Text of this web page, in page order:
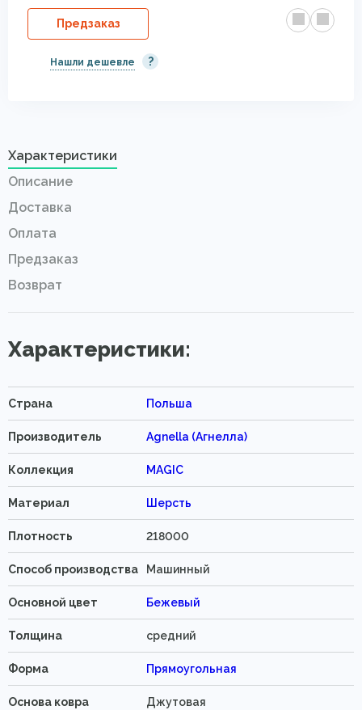
Предзаказ
Нашли дешевле ?
Характеристики
Описание
Доставка
Оплата
Предзаказ
Возврат
Характеристики:
Страна Польша
Производитель Agnella (Агнелла)
Коллекция MAGIC
Материал Шерсть
Плотность 218000
Способ производства Машинный
Основной цвет Бежевый
Толщина средний
Форма Прямоугольная
Основа ковра Джутовая